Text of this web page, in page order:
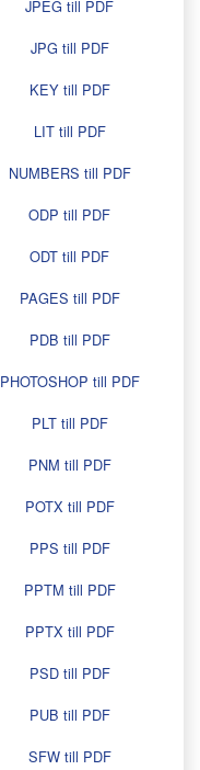
JPEG till PDF
JPG till PDF
KEY till PDF
LIT till PDF
NUMBERS till PDF
ODP till PDF
ODT till PDF
PAGES till PDF
PDB till PDF
PHOTOSHOP till PDF
PLT till PDF
PNM till PDF
POTX till PDF
PPS till PDF
PPTM till PDF
PPTX till PDF
PSD till PDF
PUB till PDF
SFW till PDF